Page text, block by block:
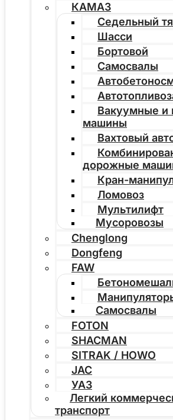
КАМАЗ
Седельный
Шасси
Бортовой
Самосвалы
Вакуумные и
машины
Вахтовый
дорожные
Кран-
Ломовоз
Мультилифт
Мусоровозы
Chenglong
Dongfeng
FAW
Самосвалы
FOTON
SHACMAN
SITRAK / HOWO
JAC
УАЗ
Легкий
транспорт